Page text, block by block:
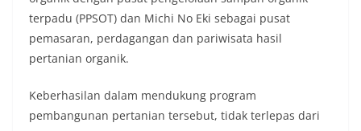
terpadu (PPSOT) dan Michi No Eki sebagai pusat
pemasaran, perdagangan dan pariwisata hasil
pertanian organik.
Keberhasilan dalam mendukung program
pembangunan pertanian tersebut, tidak terlepas dari